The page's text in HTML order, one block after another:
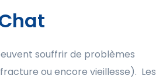
souffrir de problèmes
ou encore vieillesse). Les